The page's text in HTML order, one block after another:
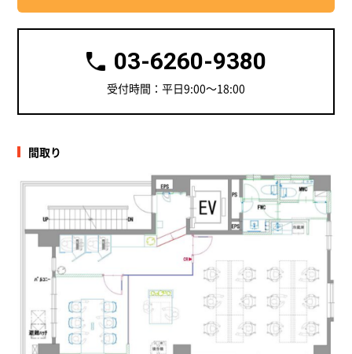
03-6260-9380
受付時間：平日9:00～18:00
間取り